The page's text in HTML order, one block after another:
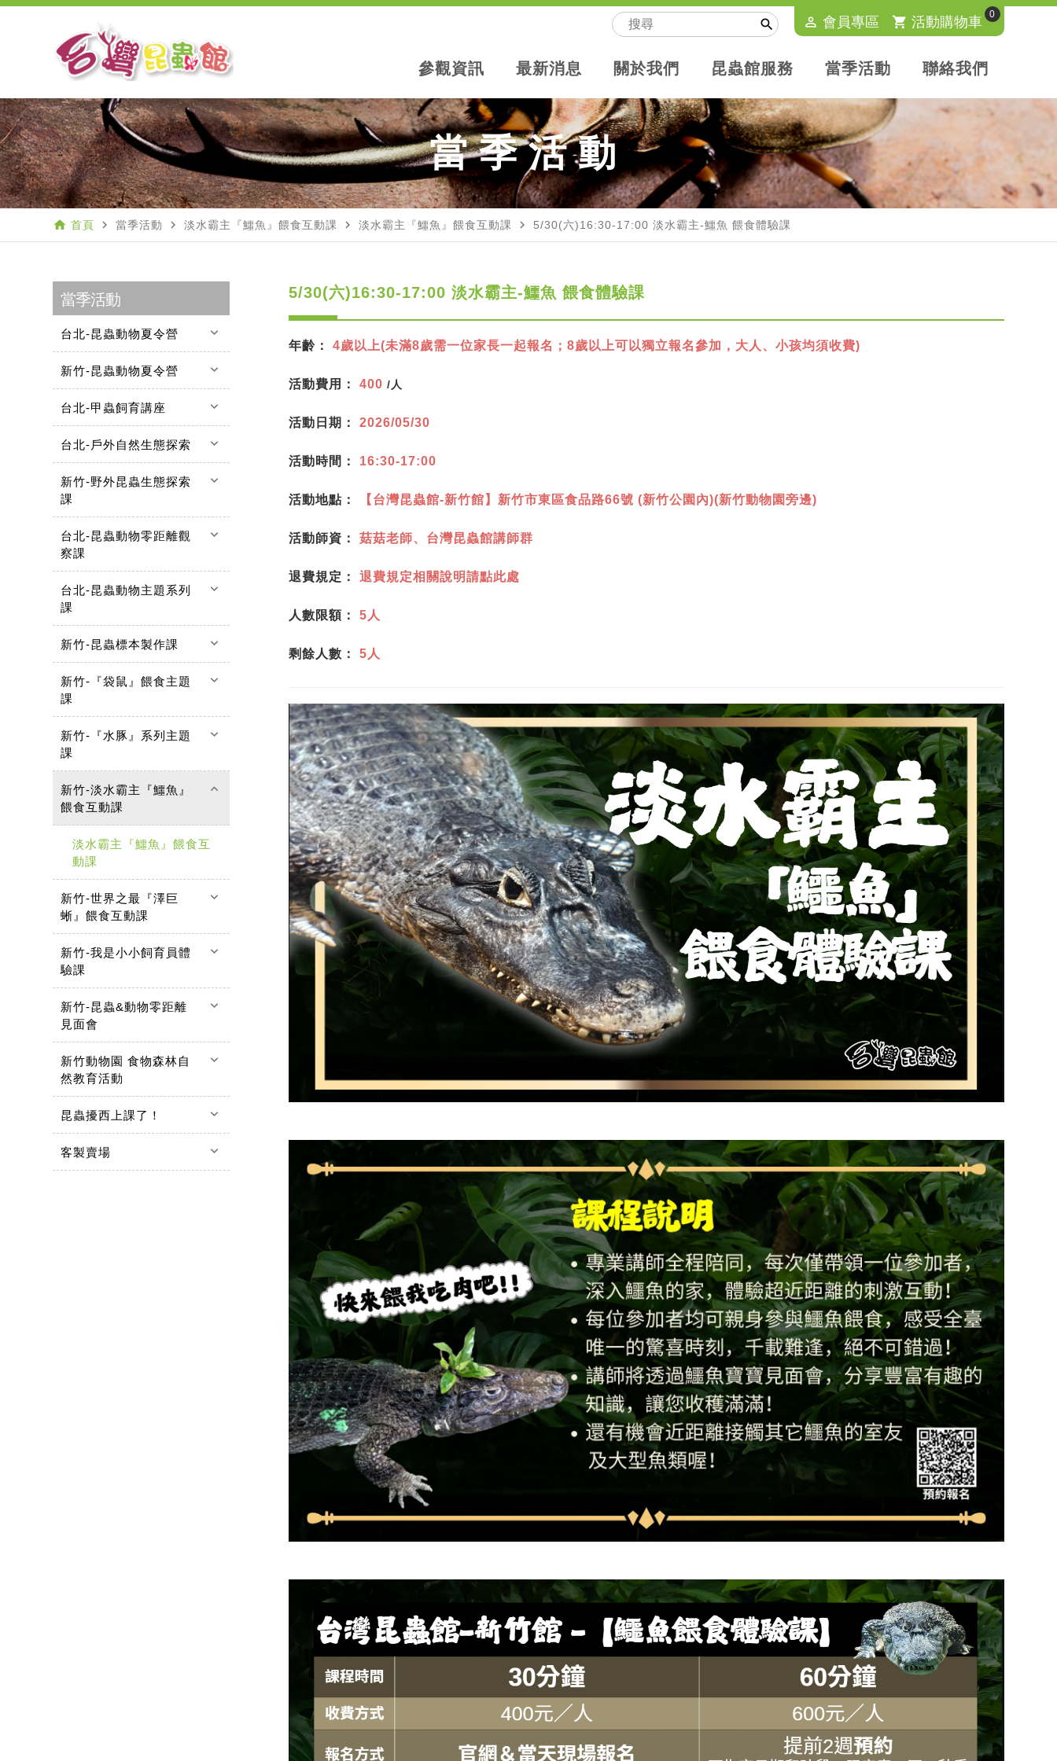
 perm_identity 會員專區 shopping_cart 活動購物車 0
參觀資訊 最新消息 關於我們 昆蟲館服務 當季活動 聯絡我們
當季活動
home 首頁 navigate_next 當季活動 navigate_next 淡水霸主『鱷魚』餵食互動課 navigate_next 淡水霸主『鱷魚』餵食互動課 navigate_next 5/30(六)16:30-17:00 淡水霸主-鱷魚 餵食體驗課
當季活動
台北-昆蟲動物夏令營 keyboard_arrow_down
新竹-昆蟲動物夏令營 keyboard_arrow_down
台北-甲蟲飼育講座 keyboard_arrow_down
台北-戶外自然生態探索 keyboard_arrow_down
新竹-野外昆蟲生態探索
課
keyboard_arrow_down
台北-昆蟲動物零距離觀
察課
keyboard_arrow_down
台北-昆蟲動物主題系列
課
keyboard_arrow_down
新竹-昆蟲標本製作課 keyboard_arrow_down
新竹-『袋鼠』餵食主題
課
keyboard_arrow_down
新竹-『水豚』系列主題
課
keyboard_arrow_down
新竹-淡水霸主『鱷魚』
餵食互動課
keyboard_arrow_up
淡水霸主『鱷魚』餵食互
動課
新竹-世界之最『澤巨
蜥』餵食互動課
keyboard_arrow_down
新竹-我是小小飼育員體
驗課
keyboard_arrow_down
新竹-昆蟲&動物零距離
見面會
keyboard_arrow_down
新竹動物園 食物森林自
然教育活動
keyboard_arrow_down
昆蟲擾西上課了！ keyboard_arrow_down
客製賣場 keyboard_arrow_down
5/30(六)16:30-17:00 淡水霸主-鱷魚 餵食體驗課
年齡：4歲以上(未滿8歲需一位家長一起報名；8歲以上可以獨立報名參加，大人、小孩均須收費)
活動費用：400 /人
活動日期：2026/05/30
活動時間： 16:30-17:00
活動地點： 【台灣昆蟲館-新竹館】新竹市東區食品路66號 (新竹公園內)(新竹動物園旁邊)
活動師資：菇菇老師、台灣昆蟲館講師群
退費規定：退費規定相關說明請點此處
人數限額：5人
剩餘人數：5人